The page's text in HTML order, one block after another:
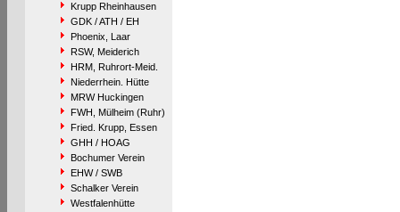
Krupp Rheinhausen
GDK / ATH / EH
Phoenix, Laar
RSW, Meiderich
HRM, Ruhrort-Meid.
Niederrhein. Hütte
MRW Huckingen
FWH, Mülheim (Ruhr)
Fried. Krupp, Essen
GHH / HOAG
Bochumer Verein
EHW / SWB
Schalker Verein
Westfalenhütte